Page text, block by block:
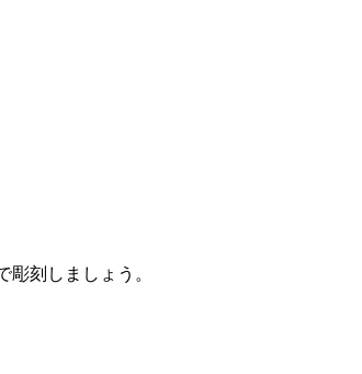
刻しましょう。